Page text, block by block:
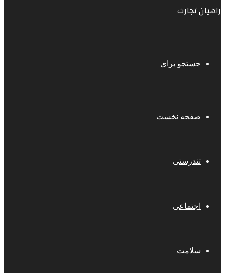
راهیان تجارت
جستجو برای
صفحه نخست
تندرستی
اجتماعی
سلامت